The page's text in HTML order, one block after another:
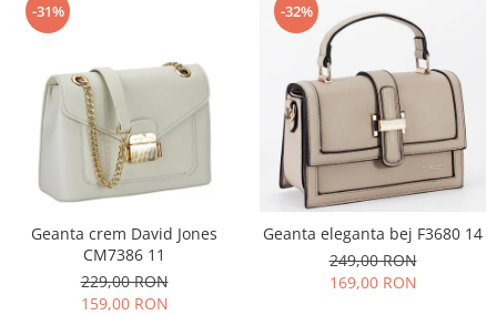
-31%
Geanta crem David Jones
CM7386 11
229,00 RON
159,00 RON
-32%
Geanta eleganta bej F3680 14
249,00 RON
169,00 RON